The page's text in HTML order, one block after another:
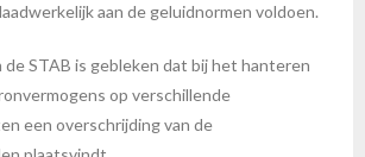
aan de geluidnormen voldoen.
de STAB is gebleken dat bij het hanteren
op verschillende
een overschrijding van de